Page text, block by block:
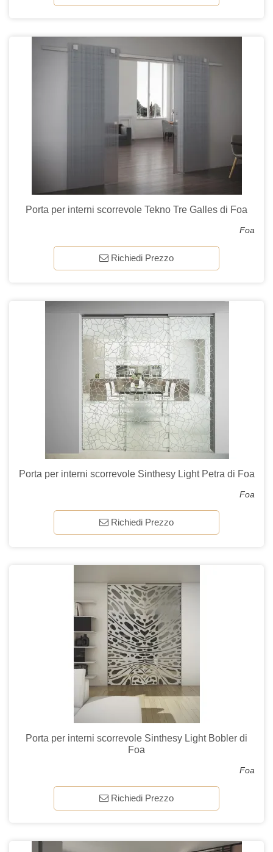
Porta per interni scorrevole Tekno Tre Galles di Foa
Foa
Richiedi Prezzo
Porta per interni scorrevole Sinthesy Light Petra di Foa
Foa
Richiedi Prezzo
Porta per interni scorrevole Sinthesy Light Bobler di
Foa
Foa
Richiedi Prezzo